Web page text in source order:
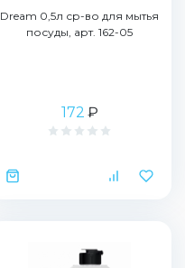
Dream 0,5л ср-во для мытья
посуды, арт. 162-05
172 ₽